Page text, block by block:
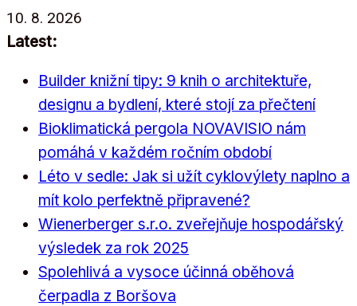
Přeskočit
na
10. 8. 2026
Latest:
Builder knižní tipy: 9 knih o architektuře,
designu a bydlení, které stojí za přečtení
Bioklimatická pergola NOVAVISIO nám
pomáhá v každém ročním období
Léto v sedle: Jak si užít cyklovýlety naplno a
mít kolo perfektně připravené?
Wienerberger s.r.o. zveřejňuje hospodářský
výsledek za rok 2025
Spolehlivá a vysoce účinná oběhová
čerpadla z Boršova